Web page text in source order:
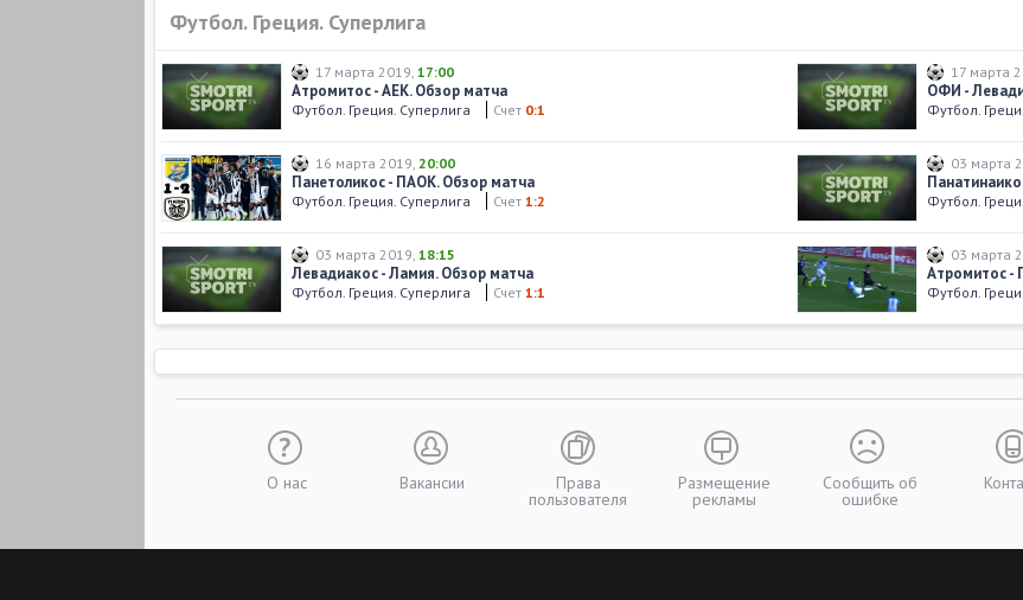
Футбол. Греция. Суперлига
17 марта 2019, 17:00
Атромитос - АЕК. Обзор матча
Футбол. Греция. Суперлига Счет 0:1
17 марта
ОФИ -
Футбол.
16 марта 2019, 20:00
Панетоликос - ПАОК. Обзор матча
Футбол. Греция. Суперлига Счет 1:2
03 марта
Футбол.
03 марта 2019, 18:15
Левадиакос - Ламия. Обзор матча
Футбол. Греция. Суперлига Счет 1:1
03 марта
Атромитос -
Футбол.
О нас Вакансии Права
пользователя
Размещение
рекламы
Сообщить об
ошибке